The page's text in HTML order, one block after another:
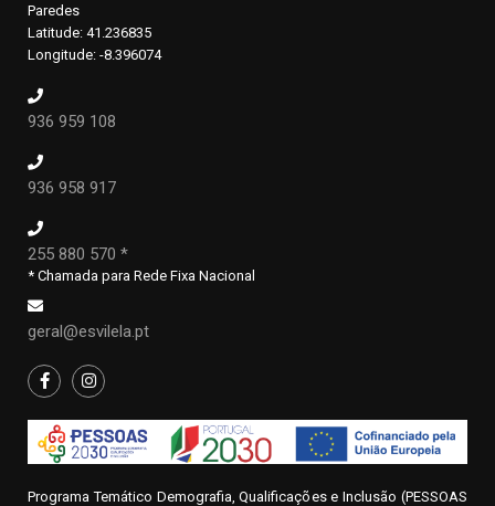
Paredes
Latitude: 41.236835
Longitude: -8.396074
936 959 108
936 958 917
255 880 570 *
* Chamada para Rede Fixa Nacional
geral@esvilela.pt
Programa Temático Demografia, Qualificações e Inclusão (PESSOAS